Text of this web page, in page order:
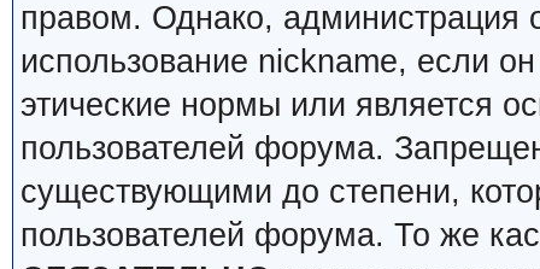
правом. Однако, администрация
использование nickname, если
этические нормы или является
пользователей форума.
существующими до степени,
пользователей форума. То же